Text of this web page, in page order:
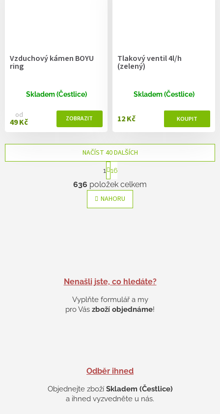
Vzduchový kámen BOYU
ring
Skladem (Čestlice)
od
49 Kč
Tlakový ventil 4l/h
(zelený)
Skladem (Čestlice)
12 Kč
O
v
l
á
k
v
ý
NAČÍST 40 DALŠÍCH
S
t
r
á
n
k
1 16
636 položek celkem
NAHORU
Nenašli jste, co hledáte?
Vyplňte formulář a my
pro Vás zboží objednáme!
Odběr ihned
Objednejte zboží Skladem (Čestlice)
a ihned vyzvedněte u nás.